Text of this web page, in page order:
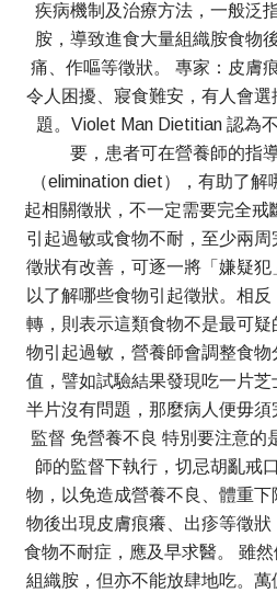
疾病機制及治療方法，一般泛
胺，導致進食大量組織胺食物
痛、作嘔等徵狀。 專家：皮膚
令人困擾、寢食難安，有人會
題。Violet Man Dietitian 認為
要，患者可在營養師的指
（elimination diet），有助了解
起相關徵狀，不一定需要完全戒
引起過敏或食物不耐，至少兩
徵狀有改善，可逐一將「嫌疑犯
以了解哪些食物引起徵狀。相
轉，則表示這類食物不是最可
物引起過敏，營養師會調整食
值，譬如試驗結果發現吃一片
半片沒有問題，那麼病人便毋
監督 免營養不良 特別要注意的
師的監督下執行，切忌胡亂戒
物，以免造成營養不良、體重
物後出現皮膚痕癢、出疹等徵
食物不耐症，應及早求醫。 雖
組織胺，但亦不能放肆地吃。